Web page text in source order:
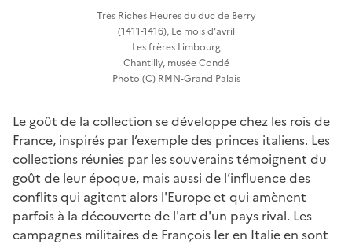
Très Riches Heures du duc de Berry
(1411-1416), Le mois d'avril
Les frères Limbourg
Chantilly, musée Condé
Photo (C) RMN-Grand Palais
Le goût de la collection se développe chez les rois de
France, inspirés par l’exemple des princes italiens. Les
collections réunies par les souverains témoignent du
goût de leur époque, mais aussi de l’influence des
conflits qui agitent alors l'Europe et qui amènent
parfois à la découverte de l'art d'un pays rival. Les
campagnes militaires de François Ier en Italie en sont